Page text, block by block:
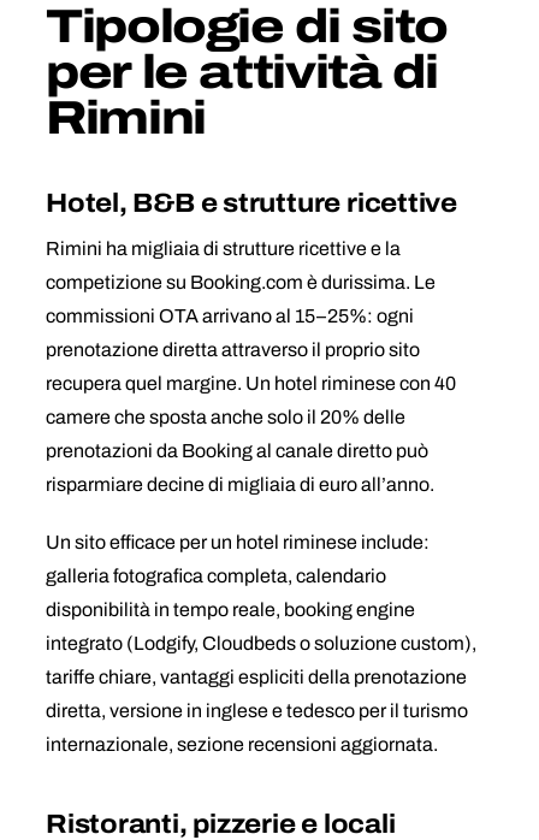
Tipologie di sito
per le attività di
Rimini
Hotel, B&B e strutture ricettive
Rimini ha migliaia di strutture ricettive e la
competizione su Booking.com è durissima. Le
commissioni OTA arrivano al 15–25%: ogni
prenotazione diretta attraverso il proprio sito
recupera quel margine. Un hotel riminese con 40
camere che sposta anche solo il 20% delle
prenotazioni da Booking al canale diretto può
risparmiare decine di migliaia di euro all’anno.
Un sito efficace per un hotel riminese include:
galleria fotografica completa, calendario
disponibilità in tempo reale, booking engine
integrato (Lodgify, Cloudbeds o soluzione custom),
tariffe chiare, vantaggi espliciti della prenotazione
diretta, versione in inglese e tedesco per il turismo
internazionale, sezione recensioni aggiornata.
Ristoranti, pizzerie e locali